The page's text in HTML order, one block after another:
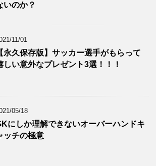
いのか？
11/01
【永久保存版】サッカー選手がもらって
しい意外なプレゼント3選！！！
05/18
にしか理解できないオーバーハンドキ
ッチの極意